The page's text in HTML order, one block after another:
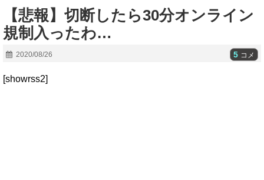
【悲報】切断したら30分オンライン
規制入ったわ…
2020/08/26 5 コメ
[showrss2]